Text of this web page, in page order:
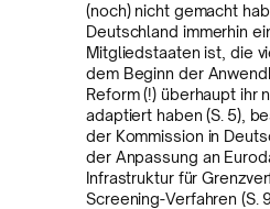
(noch) nicht gemacht
Deutschland immerhin
Mitgliedstaaten ist, die
dem Beginn der
Reform (!) überhaupt ihr
adaptiert haben (S. 5),
der Kommission in
der Anpassung an
Infrastruktur für
Screening-Verfahren (S.